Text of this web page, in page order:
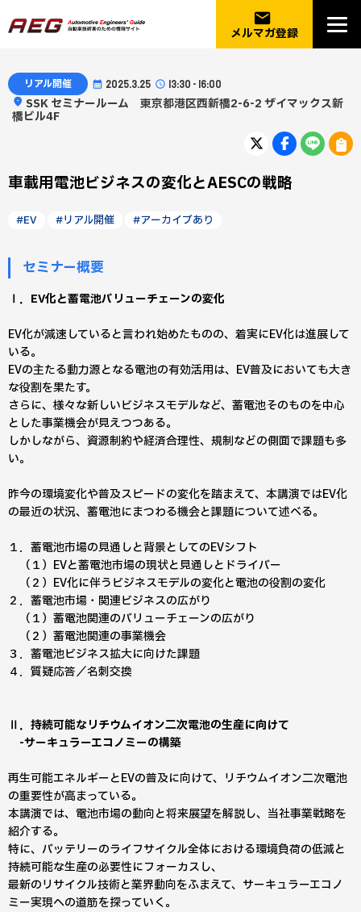
email
メルマガ登録
リアル開催 2025.3.25 13:30 - 16:00
SSK セミナールーム 東京都港区西新橋2-6-2 ザイマックス新
橋ビル4F
車載用電池ビジネスの変化とAESCの戦略
#EV #リアル開催 #アーカイブあり
セミナー概要
Ⅰ．EV化と蓄電池バリューチェーンの変化
EV化が減速していると言われ始めたものの、着実にEV化は進展して
いる。
EVの主たる動力源となる電池の有効活用は、EV普及においても大き
な役割を果たす。
さらに、様々な新しいビジネスモデルなど、蓄電池そのものを中心
とした事業機会が見えつつある。
しかしながら、資源制約や経済合理性、規制などの側面で課題も多
い。
昨今の環境変化や普及スピードの変化を踏まえて、本講演ではEV化
の最近の状況、蓄電池にまつわる機会と課題について述べる。
１．蓄電池市場の見通しと背景としてのEVシフト
（１）EVと蓄電池市場の現状と見通しとドライバー
（２）EV化に伴うビジネスモデルの変化と電池の役割の変化
２．蓄電池市場・関連ビジネスの広がり
（１）蓄電池関連のバリューチェーンの広がり
（２）蓄電池関連の事業機会
３．蓄電池ビジネス拡大に向けた課題
４．質疑応答／名刺交換
Ⅱ．持続可能なリチウムイオン二次電池の生産に向けて
-サーキュラーエコノミーの構築
再生可能エネルギーとEVの普及に向けて、リチウムイオン二次電池
の重要性が高まっている。
本講演では、電池市場の動向と将来展望を解説し、当社事業戦略を
紹介する。
特に、バッテリーのライフサイクル全体における環境負荷の低減と
持続可能な生産の必要性にフォーカスし、
最新のリサイクル技術と業界動向をふまえて、サーキュラーエコノ
ミー実現への道筋を探っていく。